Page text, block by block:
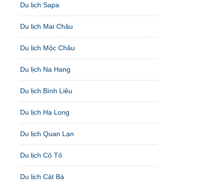
Du lịch Sapa
Du lịch Mai Châu
Du lịch Mộc Châu
Du lịch Na Hang
Du lịch Bình Liêu
Du lịch Hạ Long
Du lịch Quan Lạn
Du lịch Cô Tô
Du lịch Cát Bà